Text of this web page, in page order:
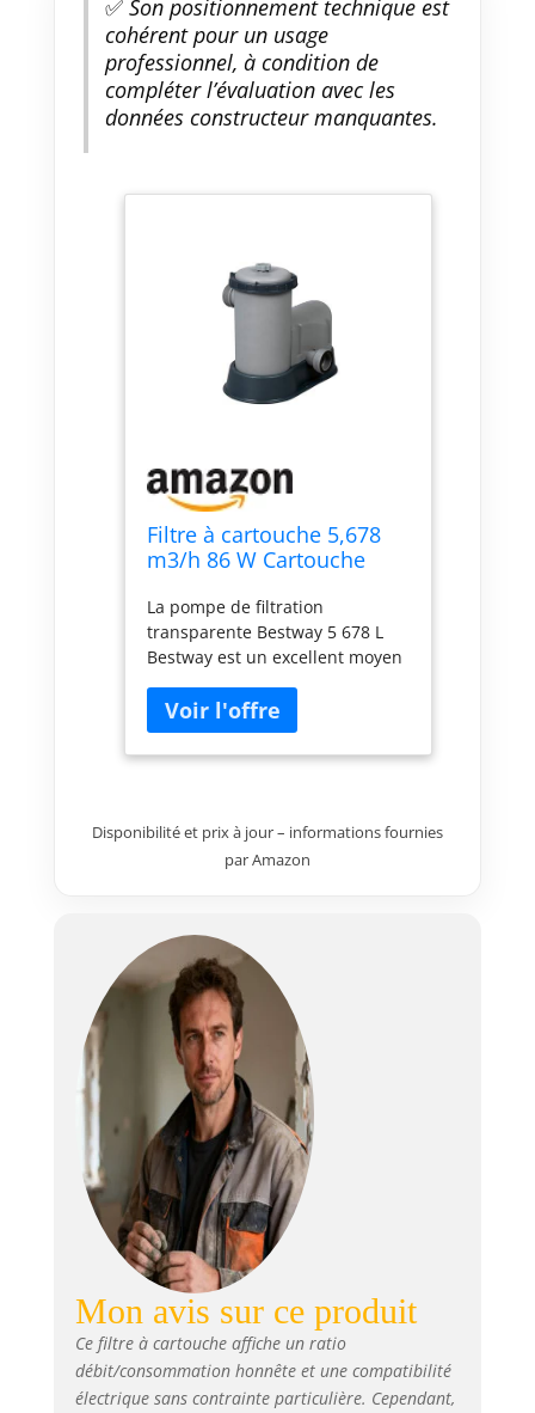
✅Son positionnement technique est
cohérent pour un usage
professionnel, à condition de
compléter l’évaluation avec les
données constructeur manquantes.
Filtre à cartouche 5,678
m3/h 86 W Cartouche
La pompe de filtration
transparente Bestway 5 678 L
Bestway est un excellent moyen
étincelante pendant les mois
d’été Facile à raccorder
(adaptateurs fournis) et à
(cartouches de filtration de type
Disponibilité et prix à jour – informations fournies
par Amazon
Mon avis sur ce produit
Ce filtre à cartouche affiche un ratio
débit/consommation honnête et une compatibilité
électrique sans contrainte particulière. Cependant,